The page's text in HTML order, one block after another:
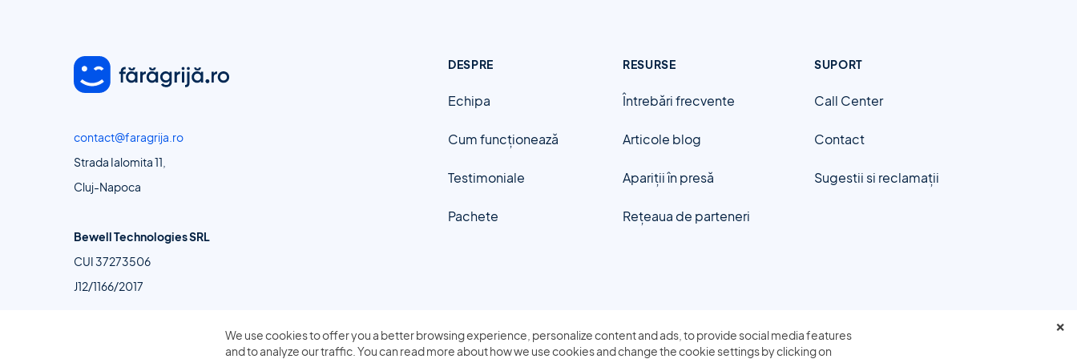
contact@faragrija.ro
Strada Ialomita 11,
Cluj-Napoca
Bewell Technologies SRL
CUI 37273506
J12/1166/2017
DESPRE
Echipa
Cum funcționează
Testimoniale
Pachete
RESURSE
Întrebări frecvente
Articole blog
Apariții în presă
Rețeaua de parteneri
SUPORT
Call Center
Contact
Sugestii si reclamații